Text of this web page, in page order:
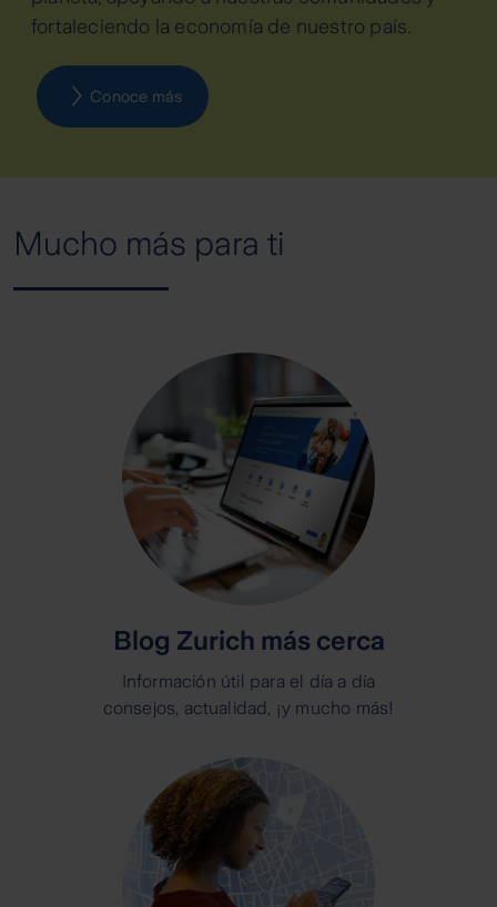
fortaleciendo la economía de nuestro país.
Conoce más
Mucho más para ti
Blog Zurich más cerca
Información útil para el día a día
consejos, actualidad, ¡y mucho más!